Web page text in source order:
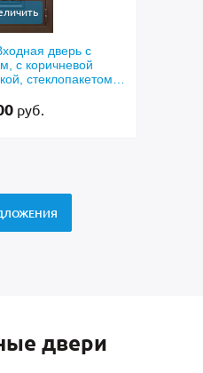
и
металлофиленкой,
порошковым
двери